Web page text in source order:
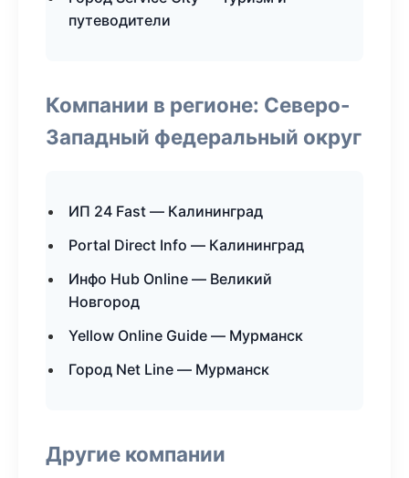
путеводители
Компании в регионе: Северо-
Западный федеральный округ
ИП 24 Fast — Калининград
Portal Direct Info — Калининград
Инфо Hub Online — Великий
Новгород
Yellow Online Guide — Мурманск
Город Net Line — Мурманск
Другие компании